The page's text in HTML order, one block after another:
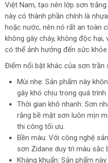
Việt Nam, tạo nên lớp sơn
này có thành phần chính là
hoặc nước, nên nó rất an toàn
không gây cháy, không độc
có thể ảnh hưởng đến sức
Điểm nổi bật khác của sơn trần
Mùi nhẹ: Sản phẩm này
gây khó chịu trong quá
Thời gian khô nhanh: Sơn
rằng bề mặt sơn luôn mịn
thi công tối ưu.
Bền màu: Với công nghệ
sơn Zidane duy trì màu sắc
Kháng khuẩn: Sản phẩm